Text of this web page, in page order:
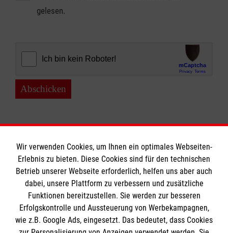
gelesen.
Abschicken
Informationen
Impressum
Datenschutz
Die Malteser
Wir verwenden Cookies, um Ihnen ein optimales Webseiten-
Erlebnis zu bieten. Diese Cookies sind für den technischen
Betrieb unserer Webseite erforderlich, helfen uns aber auch
dabei, unsere Plattform zu verbessern und zusätzliche
Funktionen bereitzustellen. Sie werden zur besseren
Erfolgskontrolle und Aussteuerung von Werbekampagnen,
wie z.B. Google Ads, eingesetzt. Das bedeutet, dass Cookies